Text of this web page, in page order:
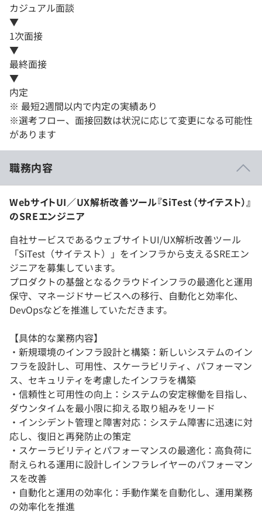
カジュアル面談
▼
1次面接
▼
最終面接
▼
内定
※ 最短2週間以内で内定の実績あり
※選考フロー、面接回数は状況に応じて変更になる可能性
があります
職務内容
WebサイトUI／UX解析改善ツール『SiTest（サイテスト）』
のSREエンジニア
自社サービスであるウェブサイトUI/UX解析改善ツール
「SiTest（サイテスト）」をインフラから支えるSREエン
ジニアを募集しています。
プロダクトの基盤となるクラウドインフラの最適化と運用
保守、マネージドサービスへの移行、自動化と効率化、
DevOpsなどを推進していただきます。
【具体的な業務内容】
・新規環境のインフラ設計と構築：新しいシステムのイン
フラを設計し、可用性、スケーラビリティ、パフォーマン
ス、セキュリティを考慮したインフラを構築
・信頼性と可用性の向上：システムの安定稼働を目指し、
ダウンタイムを最小限に抑える取り組みをリード
・インシデント管理と障害対応：システム障害に迅速に対
応し、復旧と再発防止の策定
・スケーラビリティとパフォーマンスの最適化：高負荷に
耐えられる運用に設計しインフラレイヤーのパフォーマン
スを改善
・自動化と運用の効率化：手動作業を自動化し、運用業務
の効率化を推進